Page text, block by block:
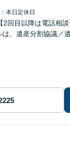
本日定休日
2回目以降は電話相
、遺産分割協議／